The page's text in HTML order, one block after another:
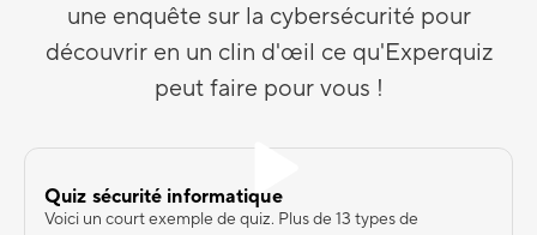
une enquête sur la cybersécurité pour
découvrir en un clin d'œil ce qu'Experquiz
peut faire pour vous !
Quiz sécurité informatique
Voici un court exemple de quiz. Plus de 13 types de